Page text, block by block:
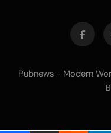
Pubnews - Modern